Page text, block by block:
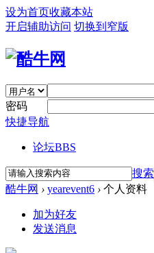
设为首页收藏本站
开启辅助访问 切换到窄版
密码
快捷导航
论坛BBS
搜索
酷牛网 › yearevent6 › 个人资料
加为好友
发送消息